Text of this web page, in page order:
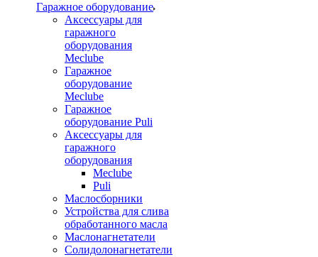
Гаражное оборудование
Аксессуары для
гаражного
оборудования
Meclube
Гаражное
оборудование
Meclube
Гаражное
оборудование Puli
Аксессуары для
гаражного
оборудования
Meclube
Puli
Маслосборники
Устройства для слива
обработанного масла
Маслонагнетатели
Солидолонагнетатели